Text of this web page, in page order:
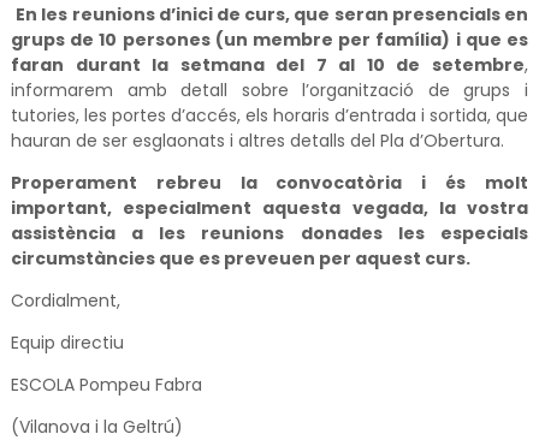
En les reunions d’inici de curs, que seran presencials en
grups de 10 persones (un membre per família) i que es
faran durant la setmana del 7 al 10 de setembre,
informarem amb detall sobre l’organització de grups i
tutories, les portes d’accés, els horaris d’entrada i sortida, que
hauran de ser esglaonats i altres detalls del Pla d’Obertura.
Properament rebreu la convocatòria i és molt
important, especialment aquesta vegada, la vostra
assistència a les reunions donades les especials
circumstàncies que es preveuen per aquest curs.
Cordialment,
Equip directiu
ESCOLA Pompeu Fabra
(Vilanova i la Geltrú)